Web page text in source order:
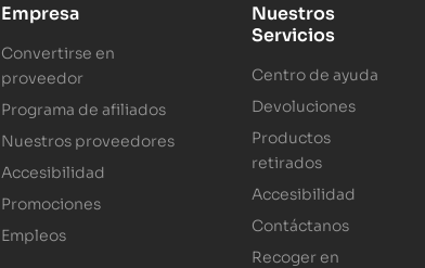
Empresa
Convertirse en
proveedor
Programa de afiliados
Nuestros proveedores
Accesibilidad
Promociones
Empleos
Nuestros
Servicios
Centro de ayuda
Devoluciones
Productos
retirados
Accesibilidad
Contáctanos
Recoger en